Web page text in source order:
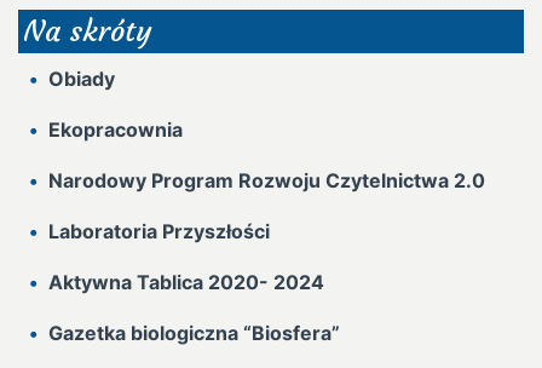
Na skróty
Obiady
Ekopracownia
Narodowy Program Rozwoju Czytelnictwa 2.0
Laboratoria Przyszłości
Aktywna Tablica 2020- 2024
Gazetka biologiczna “Biosfera”